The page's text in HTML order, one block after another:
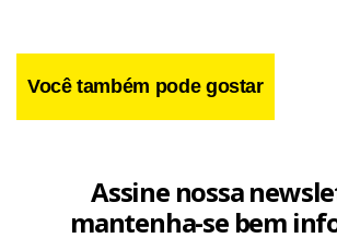
Você também pode gostar
Assine nossa
mantenha-se bem